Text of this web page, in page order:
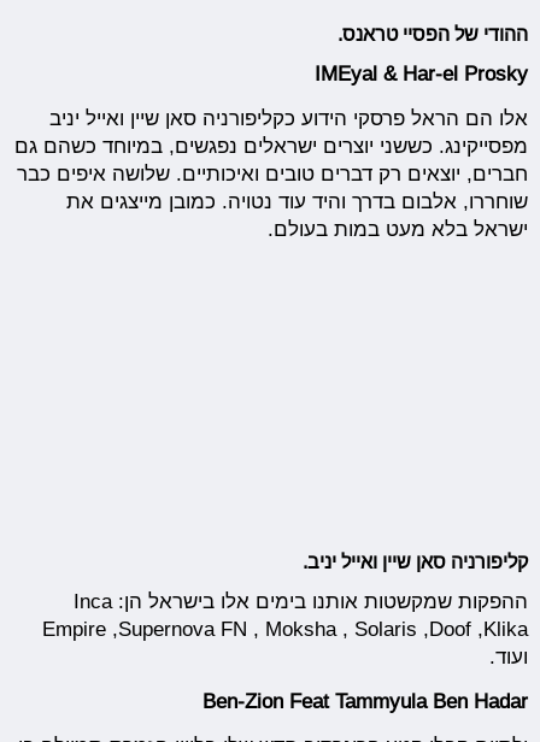
ההודי של הפסיי טראנס.
IMEyal & Har-el Prosky
אלו הם הראל פרסקי הידוע כקליפורניה סאן שיין ואייל יניב
מפסייקינג. כששני יוצרים ישראלים נפגשים, במיוחד כשהם גם
חברים, יוצאים רק דברים טובים ואיכותיים. שלושה איפים כבר
שוחררו, אלבום בדרך והיד עוד נטויה. כמובן מייצגים את
ישראל בלא מעט במות בעולם.
קליפורניה סאן שיין ואייל יניב.
ההפקות שמקשטות אותנו בימים אלו בישראל הן:Inca
Empire ,Supernova FN , Moksha , Solaris ,Doof ,Klika
ועוד.
Ben-Zion Feat Tammyula Ben Hadar